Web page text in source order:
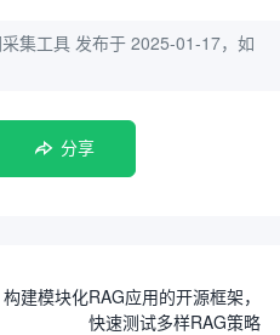
集工具 发布于 2025-01-17，如
分享
建模块化RAG应用的开源框架，
快速测试多样RAG策略